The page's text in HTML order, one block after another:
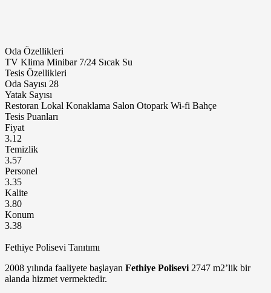
Oda Özellikleri
TV Klima Minibar 7/24 Sıcak Su
Tesis Özellikleri
Oda Sayısı 28
Yatak Sayısı
Restoran Lokal Konaklama Salon Otopark Wi-fi Bahçe
Tesis Puanları
Fiyat
3.12
Temizlik
3.57
Personel
3.35
Kalite
3.80
Konum
3.38
Fethiye Polisevi Tanıtımı
2008 yılında faaliyete başlayan Fethiye Polisevi 2747 m2’lik bir
alanda hizmet vermektedir.